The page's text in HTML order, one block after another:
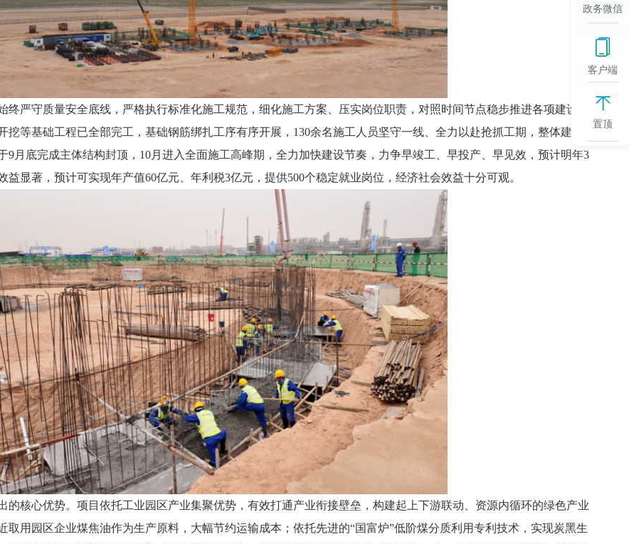
终严守质量安全底线，严格执行标准化施工规范，细化施工方案、压实岗位职责，对照时间节点稳步推进各项建设任
挖等基础工程已全部完工，基础钢筋绑扎工序有序开展，130余名施工人员坚守一线、全力以赴抢抓工期，整体建设进
9月底完成主体结构封顶，10月进入全面施工高峰期，全力加快建设节奏，力争早竣工、早投产、早见效，预计明年3
益显著，预计可实现年产值60亿元、年利税3亿元，提供500个稳定就业岗位，经济社会效益十分可观。
的核心优势。项目依托工业园区产业集聚优势，有效打通产业衔接壁垒，构建起上下游联动、资源内循环的绿色产业
取用园区企业煤焦油作为生产原料，大幅节约运输成本；依托先进的“国富炉”低阶煤分质利用专利技术，实现炭黑生
政务微信
客户端
置顶